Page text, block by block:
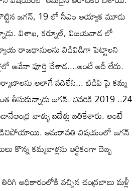
జగన్, 19 లో సీఎం అయ్యాక మూడు
విశాఖ, కర్నూల్, విజయవాడ లో
న్యాయ రాజధానులను విడివిడిగా పెట్టాలని
అవేనా పూర్తి చేశాడ....అంటే అదీ లేదు.
అలాగే వదిలేసి... టిడిపి పై కమ్మ
తీసుకున్నాడు జగన్. చివరికి 2019 ..24
వాళ్ళు ఐదేళ్లు బతికేశారు. అంటే
గడిచిపోయాయి. అమరావతి విషయంలో జగన్
కొన్న కమ్మవాళ్లను ఆర్థికంగా దెబ్బ
అధికారంలోకి వచ్చిన చంద్రబాబు మళ్లీ